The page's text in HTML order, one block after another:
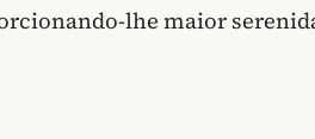
lhe maior